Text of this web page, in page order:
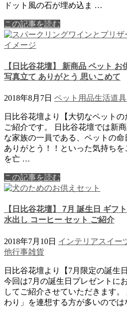
ドット風の石が埋め込ま …
この記事を読む
【日比谷花壇】 新商品 ペット
写真立て ありがとう 思いこめて
2018年8月7日 ペット用品生活道
日比谷花壇より【大切なペット
ご紹介です。 日比谷花壇では新
な家族の一員である、ペットの
ありがとう！！といった気持ち
を亡 …
この記事を読む
【日比谷花壇】 7月 誕生日 ギフ
水出し コーヒー セット ご紹介
2018年7月10日 インテリアスイー
他行事雑貨
日比谷花壇より【7月限定の誕生
今回は7月の誕生日プレゼントに
してご紹介させていただきます
わり」を連想する方が多いので